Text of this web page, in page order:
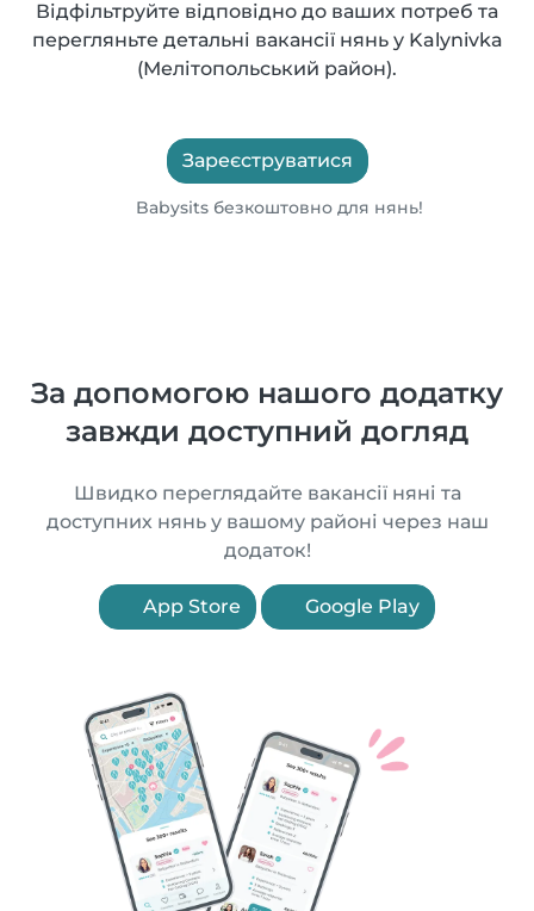
Відфільтруйте відповідно до ваших потреб та
перегляньте детальні вакансії нянь у Kalynivka
(Мелітопольський район).
Зареєструватися
Babysits безкоштовно для нянь!
За допомогою нашого додатку
завжди доступний догляд
Швидко переглядайте вакансії няні та
доступних нянь у вашому районі через наш
додаток!
App Store Google Play